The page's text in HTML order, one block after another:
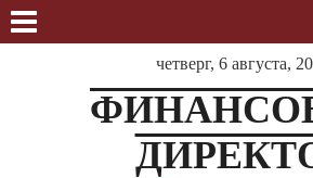
четверг, 6 августа,